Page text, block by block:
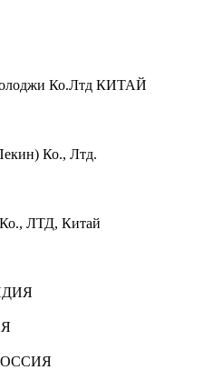
Ко.Лтд КИТАЙ
Ко., Лтд.
ЛТД, Китай